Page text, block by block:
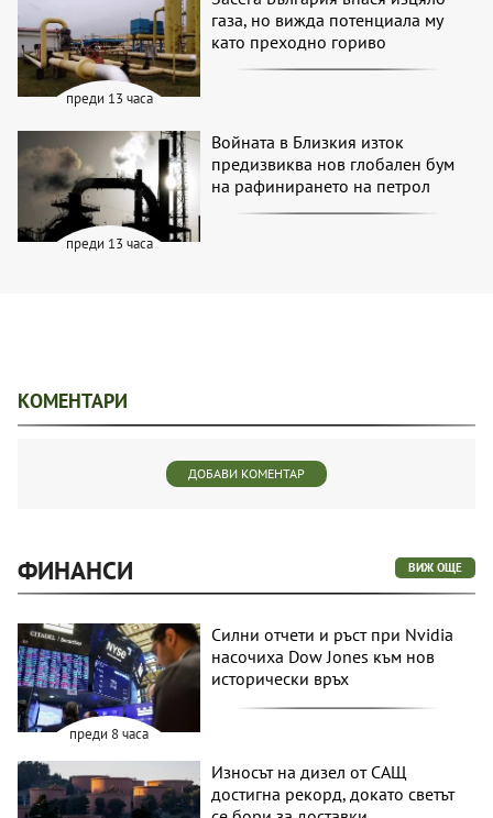
преди 13 часа
газа, но вижда потенциала му
като преходно гориво
преди 13 часа
Войната в Близкия изток
предизвиква нов глобален бум
на рафинирането на петрол
КОМЕНТАРИ
ДОБАВИ КОМЕНТАР
ФИНАНСИ ВИЖ ОЩЕ
преди 8 часа
Силни отчети и ръст при Nvidia
насочиха Dow Jones към нов
исторически връх
Износът на дизел от САЩ
достигна рекорд, докато светът